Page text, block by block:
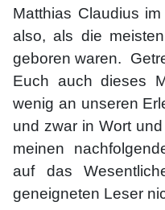
Matthias Claudius
also, als die
geboren waren.
Euch auch dieses
wenig an unseren
und zwar in Wort
meinen
auf das
geneigneten Leser